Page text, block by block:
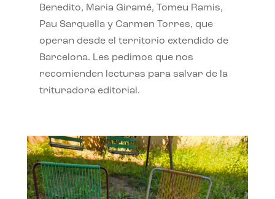
Benedito, Maria Giramé, Tomeu Ramis,
Pau Sarquella y Carmen Torres, que
operan desde el territorio extendido de
Barcelona. Les pedimos que nos
recomienden lecturas para salvar de la
trituradora editorial.